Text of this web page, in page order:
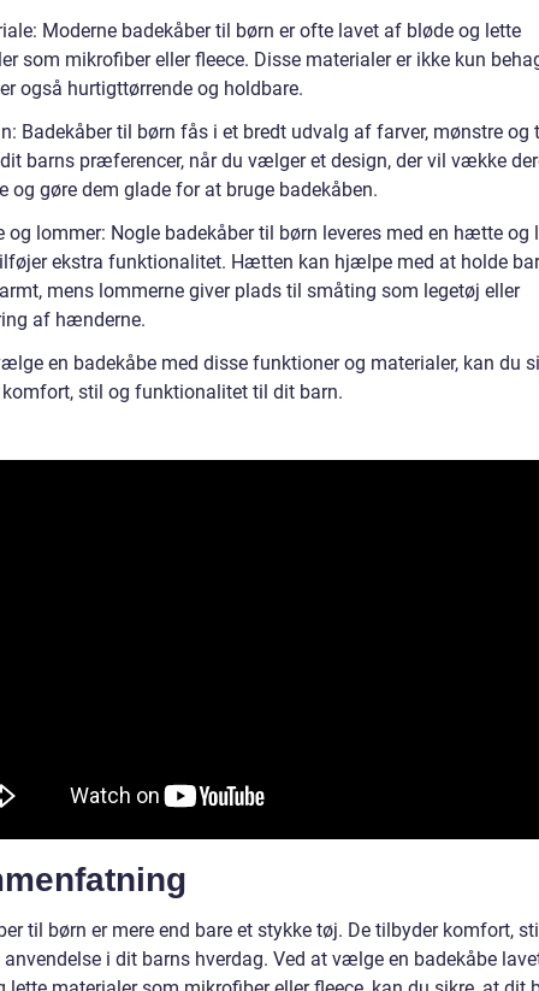
Moderne badekåber til børn er ofte lavet af bløde og lette
som mikrofiber eller fleece. Disse materialer er ikke kun
også hurtigttørrende og holdbare.
Badekåber til børn fås i et bredt udvalg af farver, mønstre og
barns præferencer, når du vælger et design, der vil vække
og gøre dem glade for at bruge badekåben.
og lommer: Nogle badekåber til børn leveres med en hætte og
ekstra funktionalitet. Hætten kan hjælpe med at holde
mens lommerne giver plads til småting som legetøj eller
af hænderne.
en badekåbe med disse funktioner og materialer, kan du
stil og funktionalitet til dit barn.
til børn er mere end bare et stykke tøj. De tilbyder komfort,
i dit barns hverdag. Ved at vælge en badekåbe